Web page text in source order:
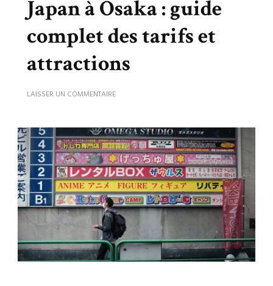
Japan à Osaka : guide
complet des tarifs et
attractions
LAISSER UN COMMENTAIRESUR
JAPAN
À
OSAKA
:
GUIDE
COMPLET
DES
TARIFS
ET
ATTRACTIONS